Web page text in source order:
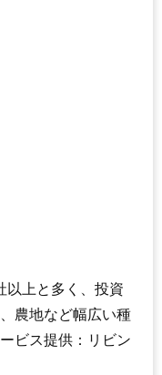
以上と多く、投資
農地など幅広い種
ビス提供：リビン